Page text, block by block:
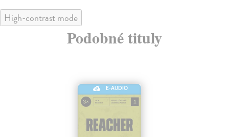
High-contrast mode
Podobné tituly